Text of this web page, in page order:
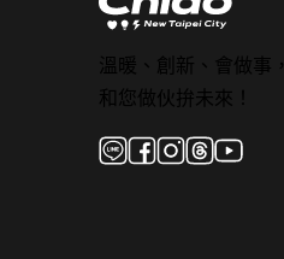
溫暖、創新、會做事，
和您做伙拚未來！